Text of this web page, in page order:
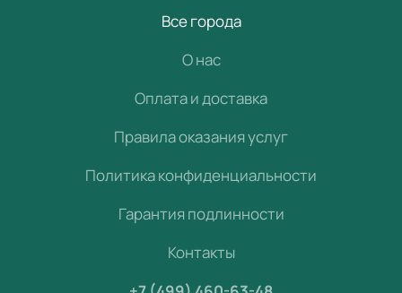
Все города
О нас
Оплата и доставка
Правила оказания услуг
Политика конфиденциальности
Гарантия подлинности
Контакты